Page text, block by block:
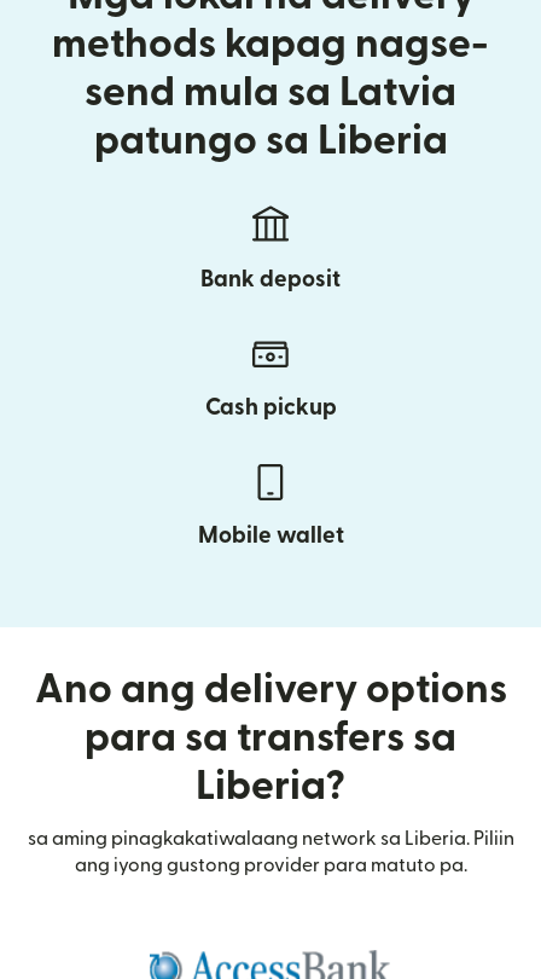
methods kapag nagse-
send mula sa Latvia
patungo sa Liberia
Bank deposit
Cash pickup
Mobile wallet
Ano ang delivery options
para sa transfers sa
Liberia?
sa aming pinagkakatiwalaang network sa Liberia. Piliin
ang iyong gustong provider para matuto pa.